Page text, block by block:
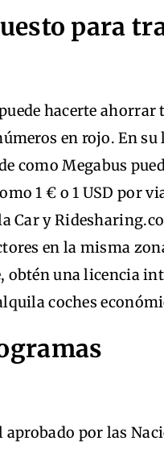
para
hacerte ahorrar
en rojo. En su
como Megabus
1 € o 1 USD por
Car y
en la misma
obtén una licencia
coches
por las